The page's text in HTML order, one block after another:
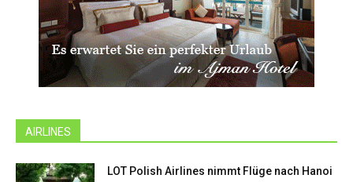
AIRLINES
LOT Polish Airlines nimmt Flüge nach Hanoi